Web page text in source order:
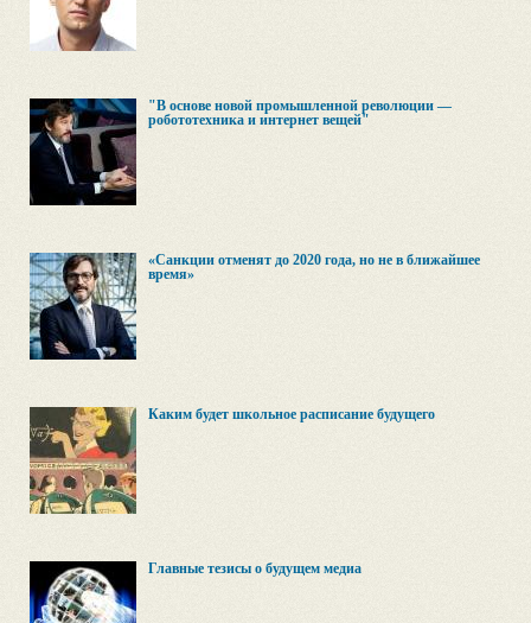
"В основе новой промышленной революции —
робототехника и интернет вещей"
«Санкции отменят до 2020 года, но не в ближайшее
время»
Каким будет школьное расписание будущего
Главные тезисы о будущем медиа